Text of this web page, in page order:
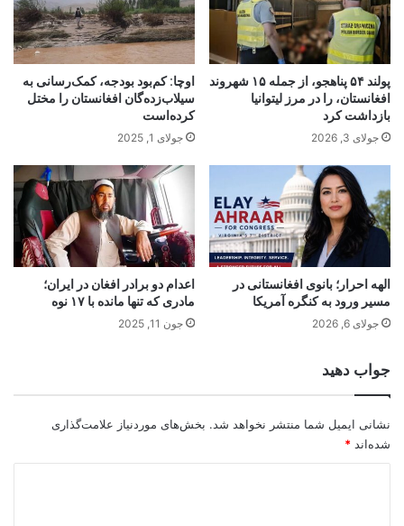
پولند ۵۴ پناهجو، از جمله ۱۵ شهروند
افغانستان، را در مرز لیتوانیا
بازداشت کرد
جولای 3, 2026
اوچا: کم‌بود بودجه، کمک‌رسانی به
سیلاب‌زده‌گان افغانستان را مختل
کرده‌است
جولای 1, 2025
الهه احرار؛ بانوی افغانستانی در
مسیر ورود به کنگره آمریکا
جولای 6, 2026
اعدام دو برادر افغان در ایران؛
مادری که تنها مانده با ۱۷ نوه
جون 11, 2025
جواب دهید
نشانی ایمیل شما منتشر نخواهد شد. بخش‌های موردنیاز علامت‌گذاری
شده‌اند *